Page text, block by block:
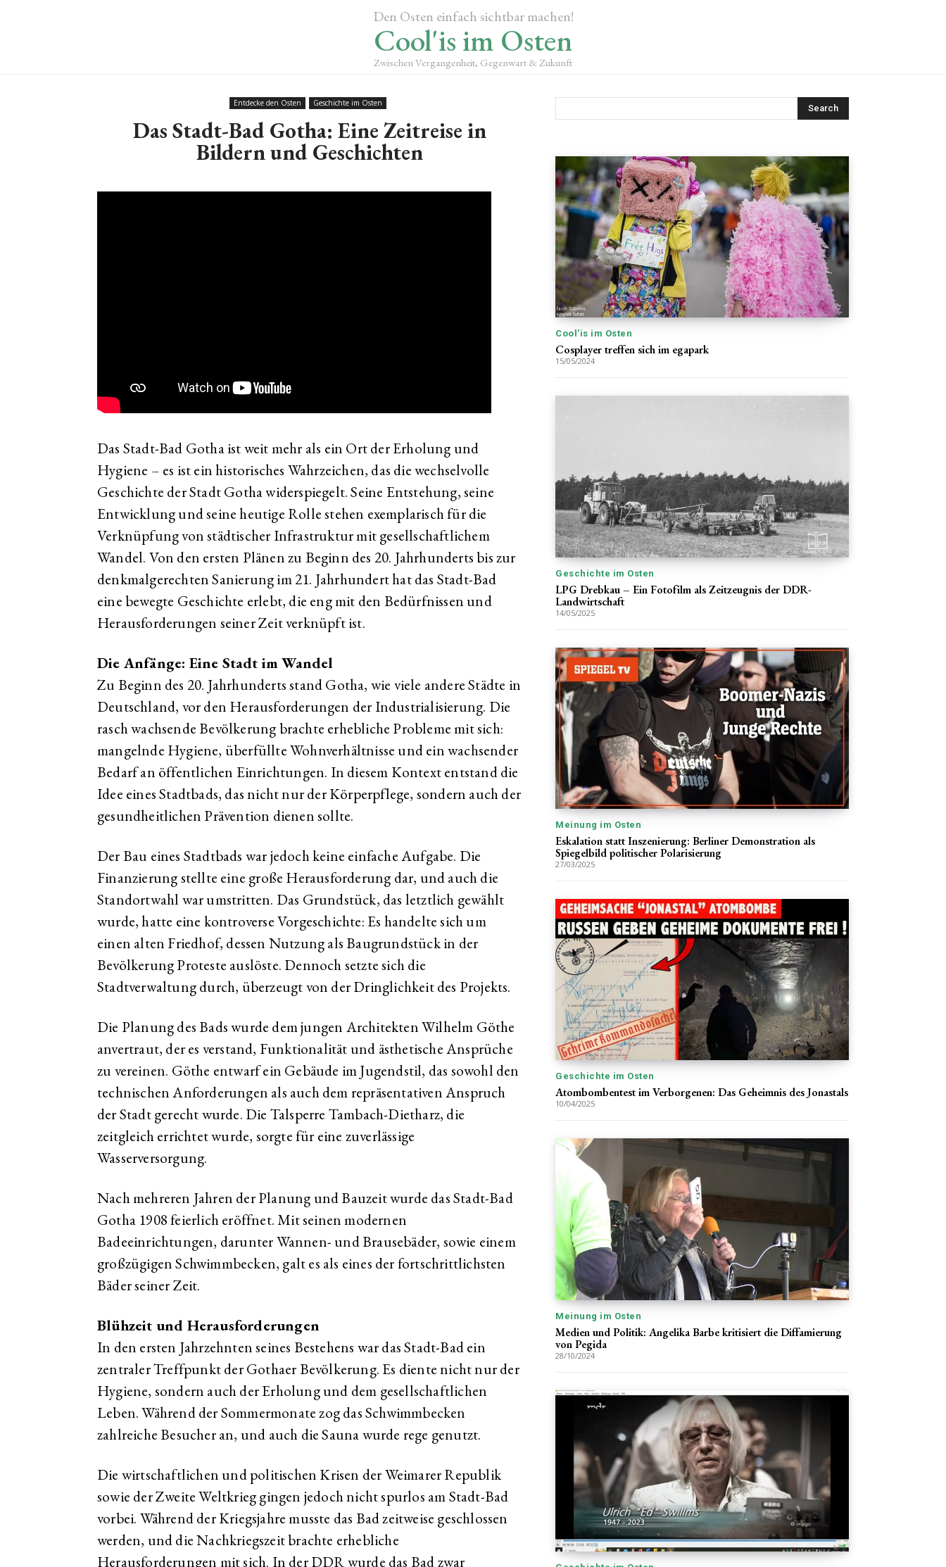
Den Osten einfach sichtbar machen!
Cool'is im Osten
Zwischen Vergangenheit, Gegenwart & Zukunft
Entdecke den Osten Geschichte im Osten
Das Stadt-Bad Gotha: Eine Zeitreise in
Bildern und Geschichten
Das Stadt-Bad Gotha ist weit mehr als ein Ort der Erholung und
Hygiene – es ist ein historisches Wahrzeichen, das die wechselvolle
Geschichte der Stadt Gotha widerspiegelt. Seine Entstehung, seine
Entwicklung und seine heutige Rolle stehen exemplarisch für die
Verknüpfung von städtischer Infrastruktur mit gesellschaftlichem
Wandel. Von den ersten Plänen zu Beginn des 20. Jahrhunderts bis zur
denkmalgerechten Sanierung im 21. Jahrhundert hat das Stadt-Bad
eine bewegte Geschichte erlebt, die eng mit den Bedürfnissen und
Herausforderungen seiner Zeit verknüpft ist.
Die Anfänge: Eine Stadt im Wandel
Zu Beginn des 20. Jahrhunderts stand Gotha, wie viele andere Städte in
Deutschland, vor den Herausforderungen der Industrialisierung. Die
rasch wachsende Bevölkerung brachte erhebliche Probleme mit sich:
mangelnde Hygiene, überfüllte Wohnverhältnisse und ein wachsender
Bedarf an öffentlichen Einrichtungen. In diesem Kontext entstand die
Idee eines Stadtbads, das nicht nur der Körperpflege, sondern auch der
gesundheitlichen Prävention dienen sollte.
Der Bau eines Stadtbads war jedoch keine einfache Aufgabe. Die
Finanzierung stellte eine große Herausforderung dar, und auch die
Standortwahl war umstritten. Das Grundstück, das letztlich gewählt
wurde, hatte eine kontroverse Vorgeschichte: Es handelte sich um
einen alten Friedhof, dessen Nutzung als Baugrundstück in der
Bevölkerung Proteste auslöste. Dennoch setzte sich die
Stadtverwaltung durch, überzeugt von der Dringlichkeit des Projekts.
Die Planung des Bads wurde dem jungen Architekten Wilhelm Göthe
anvertraut, der es verstand, Funktionalität und ästhetische Ansprüche
zu vereinen. Göthe entwarf ein Gebäude im Jugendstil, das sowohl den
technischen Anforderungen als auch dem repräsentativen Anspruch
der Stadt gerecht wurde. Die Talsperre Tambach-Dietharz, die
zeitgleich errichtet wurde, sorgte für eine zuverlässige
Wasserversorgung.
Nach mehreren Jahren der Planung und Bauzeit wurde das Stadt-Bad
Gotha 1908 feierlich eröffnet. Mit seinen modernen
Badeeinrichtungen, darunter Wannen- und Brausebäder, sowie einem
großzügigen Schwimmbecken, galt es als eines der fortschrittlichsten
Bäder seiner Zeit.
Blühzeit und Herausforderungen
In den ersten Jahrzehnten seines Bestehens war das Stadt-Bad ein
zentraler Treffpunkt der Gothaer Bevölkerung. Es diente nicht nur der
Hygiene, sondern auch der Erholung und dem gesellschaftlichen
Leben. Während der Sommermonate zog das Schwimmbecken
zahlreiche Besucher an, und auch die Sauna wurde rege genutzt.
Die wirtschaftlichen und politischen Krisen der Weimarer Republik
sowie der Zweite Weltkrieg gingen jedoch nicht spurlos am Stadt-Bad
vorbei. Während der Kriegsjahre musste das Bad zeitweise geschlossen
werden, und die Nachkriegszeit brachte erhebliche
Herausforderungen mit sich. In der DDR wurde das Bad zwar
Search
Cool'is im Osten
Cosplayer treffen sich im egapark
15/05/2024
Geschichte im Osten
LPG Drebkau – Ein Fotofilm als Zeitzeugnis der DDR-
Landwirtschaft
14/05/2025
Meinung im Osten
Eskalation statt Inszenierung: Berliner Demonstration als
Spiegelbild politischer Polarisierung
27/03/2025
Geschichte im Osten
Atombombentest im Verborgenen: Das Geheimnis des Jonastals
10/04/2025
Meinung im Osten
Medien und Politik: Angelika Barbe kritisiert die Diffamierung
von Pegida
28/10/2024